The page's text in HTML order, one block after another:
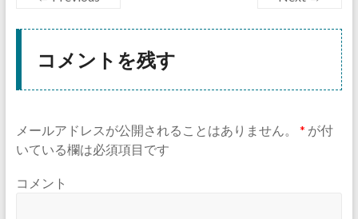
コメントを残す
メールアドレスが公開されることはありません。 * が付
いている欄は必須項目です
コメント